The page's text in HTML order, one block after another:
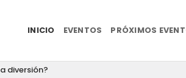
INICIO EVENTOS PRÓXIMOS
diversión?